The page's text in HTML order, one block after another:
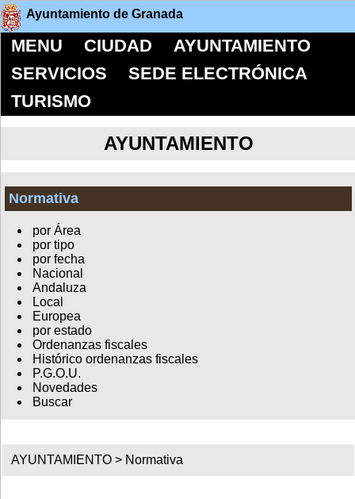
Ayuntamiento de Granada
MENU CIUDAD
AYUNTAMIENTO
SERVICIOS
SEDE ELECTRÓNICA
TURISMO
AYUNTAMIENTO
Normativa
por Área
por tipo
por fecha
Nacional
Andaluza
Local
Europea
por estado
Ordenanzas fiscales
Histórico ordenanzas fiscales
P.G.O.U.
Novedades
Buscar
AYUNTAMIENTO > Normativa